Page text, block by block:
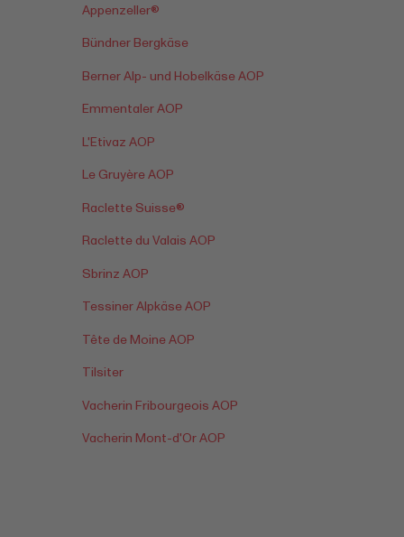
Appenzeller®
Bündner Bergkäse
Berner Alp- und Hobelkäse AOP
Emmentaler AOP
L'Etivaz AOP
Le Gruyère AOP
Raclette Suisse®
Raclette du Valais AOP
Sbrinz AOP
Tessiner Alpkäse AOP
Tête de Moine AOP
Tilsiter
Vacherin Fribourgeois AOP
Vacherin Mont-d'Or AOP